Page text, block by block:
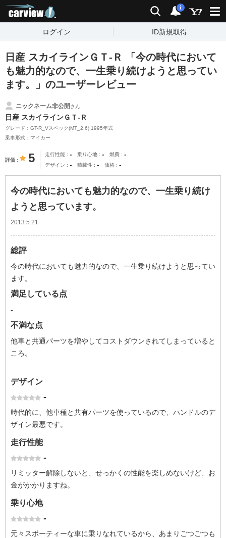
検索 通知
i
ログイン ID新規取得
日産 スカイラインＧＴ‐Ｒ 「今の時代において
も魅力的なので、一生乗り続けようと思ってい
ます。」のユーザーレビュー
ニックネーム非公開さん
日産 スカイラインＧＴ‐Ｒ
グレード：GT-R_Vスペック(MT_2.6) 1995年式
乗車形式：マイカー
評価 5 走行性能 - 乗り心地 - 燃費 -
デザイン - 積載性 - 価格 -
今の時代においても魅力的なので、一生乗り続け
ようと思っています。
2013.5.21
総評
今の時代においても魅力的なので、一生乗り続けようと思ってい
ます。
満足している点
-
不満な点
他車と共通パーツを増やしてコストダウンされてしまっていると
ころ。
デザイン
-
時代的に、他車種と共有パーツを使っているので、ハンドルのデ
ザイン最悪です。
走行性能
-
リミッター解除しないと、せっかくの性能を楽しめないけど、お
金がかかりますね。
乗り心地
-
元々スポーティーな車に乗りなれているから、あまりごつごつも